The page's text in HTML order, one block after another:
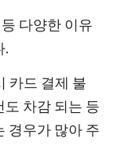
다양한 이유
.
카드 결제 불
도 차감 되는 등
경우가 많아 주